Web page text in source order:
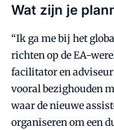
Wat zijn je
“Ik ga me bij het
richten op de EA-
facilitator en
vooral bezighouden
waar de nieuwe
organiseren om een